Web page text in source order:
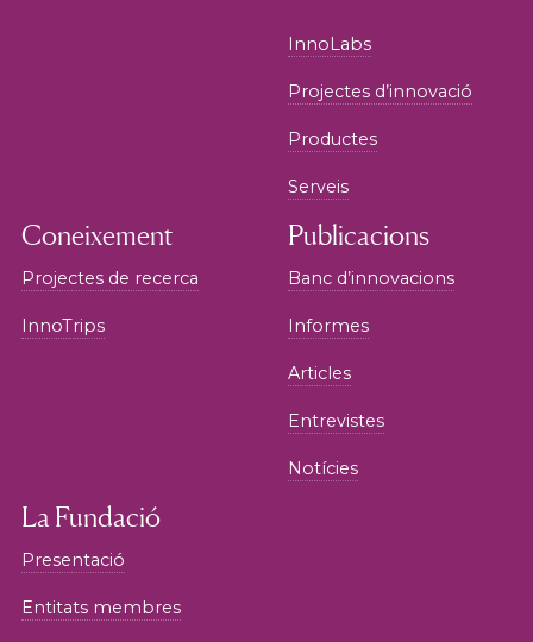
InnoLabs
Projectes d’innovació
Productes
Serveis
Coneixement
Projectes de recerca
InnoTrips
Publicacions
Banc d’innovacions
Informes
Articles
Entrevistes
Notícies
La Fundació
Presentació
Entitats membres